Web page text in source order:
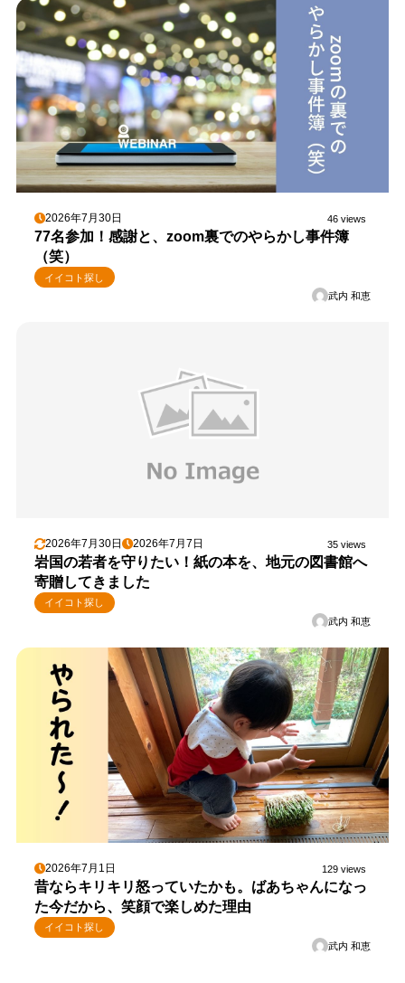
2026年7月30日 46 views
77名参加！感謝と、zoom裏でのやらかし事件簿
（笑）
イイコト探し
武内 和恵
2026年7月30日 2026年7月7日 35 views
岩国の若者を守りたい！紙の本を、地元の図書館へ
寄贈してきました
イイコト探し
武内 和恵
2026年7月1日 129 views
昔ならキリキリ怒っていたかも。ばあちゃんになっ
た今だから、笑顔で楽しめた理由
イイコト探し
武内 和恵